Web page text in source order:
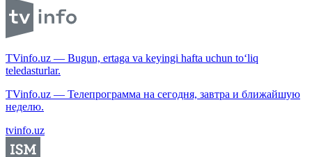
TVinfo.uz — Bugun, ertaga va keyingi hafta uchun to‘liq
teledasturlar.
TVinfo.uz — Телепрограмма на сегодня, завтра и ближайшую
неделю.
tvinfo.uz